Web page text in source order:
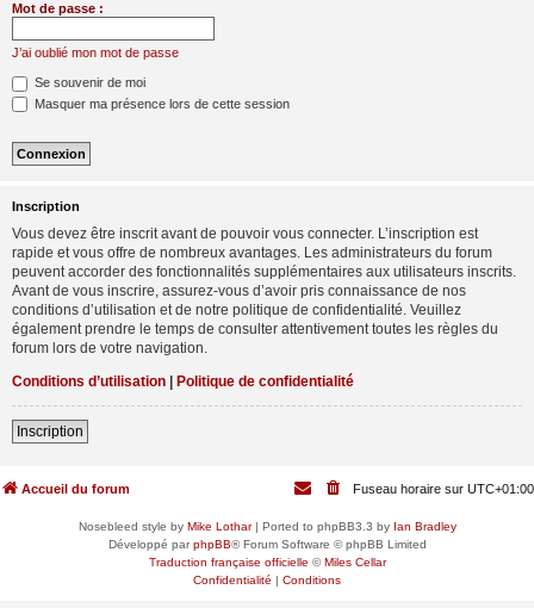
Mot de passe :
J’ai oublié mon mot de passe
Se souvenir de moi
Masquer ma présence lors de cette session
Inscription
Vous devez être inscrit avant de pouvoir vous connecter. L’inscription est
rapide et vous offre de nombreux avantages. Les administrateurs du forum
peuvent accorder des fonctionnalités supplémentaires aux utilisateurs inscrits.
Avant de vous inscrire, assurez-vous d’avoir pris connaissance de nos
conditions d’utilisation et de notre politique de confidentialité. Veuillez
également prendre le temps de consulter attentivement toutes les règles du
forum lors de votre navigation.
Conditions d’utilisation | Politique de confidentialité
Inscription
Accueil du forum Fuseau horaire sur UTC+01:00
Nosebleed style by Mike Lothar| Ported to phpBB3.3 by Ian Bradley
Développé parphpBB® Forum Software © phpBB Limited
Traduction française officielle ©Miles Cellar
Confidentialité | Conditions